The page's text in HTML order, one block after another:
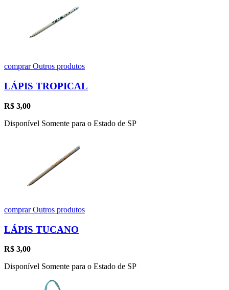
comprarOutros produtos
LÁPIS TROPICAL
R$ 3,00
Disponível Somente para o Estado de SP
comprarOutros produtos
LÁPIS TUCANO
R$ 3,00
Disponível Somente para o Estado de SP